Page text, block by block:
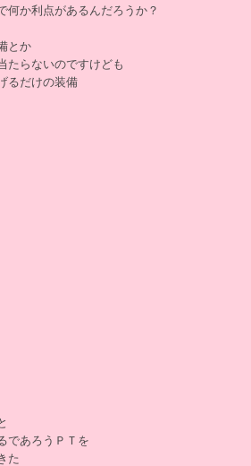
何か利点があるんだろうか？
とか
たらないのですけども
るだけの装備
であろうＰＴを
た